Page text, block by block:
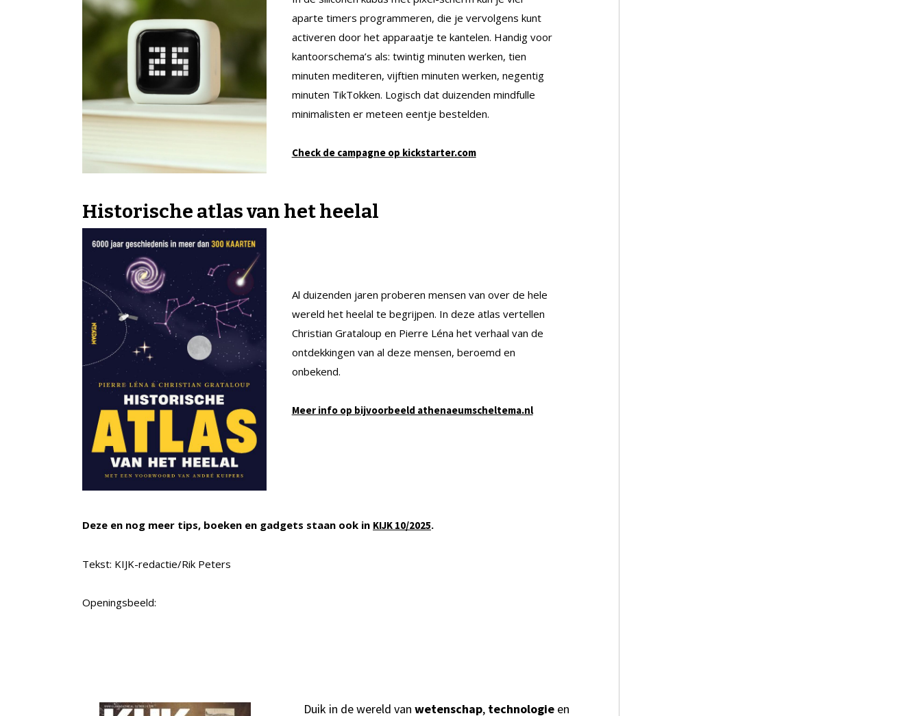
aparte timers programmeren, die je vervolgens kunt
activeren door het apparaatje te kantelen. Handig voor
kantoorschema’s als: twintig minuten werken, tien
minuten mediteren, vijftien minuten werken, negentig
minuten TikTokken. Logisch dat duizenden mindfulle
minimalisten er meteen eentje bestelden.
Check de campagne op kickstarter.com
Historische atlas van het heelal
Al duizenden jaren proberen mensen van over de hele
wereld het heelal te begrijpen. In deze atlas vertellen
Christian Grataloup en Pierre Léna het verhaal van de
ontdekkingen van al deze mensen, beroemd en
onbekend.
Meer info op bijvoorbeeld athenaeumscheltema.nl
Deze en nog meer tips, boeken en gadgets staan ook in KIJK 10/2025.
Tekst: KIJK-redactie/Rik Peters
Openingsbeeld:
Duik in de wereld van wetenschap, technologieen